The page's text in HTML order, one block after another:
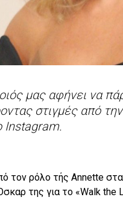
μας αφήνει να
στιγμές από
Instagram.
τον ρόλο τής Annette
της για το «Walk the